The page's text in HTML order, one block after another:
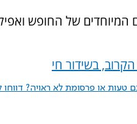
המיוחדים של החופש
בשידור חי
טעות או פרסומת לא ראויה? דווחו